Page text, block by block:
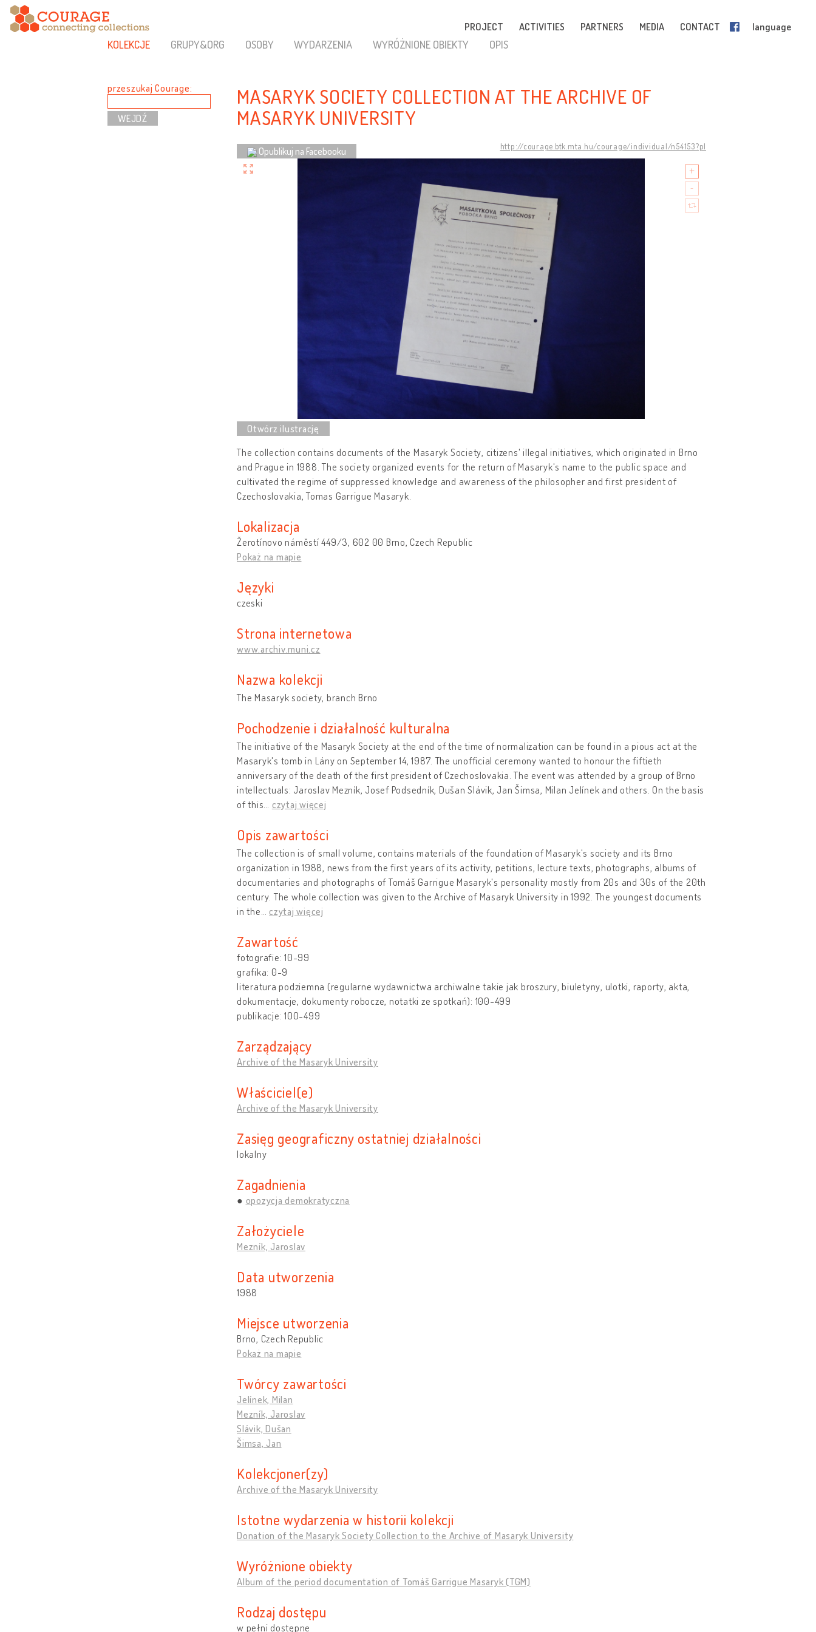
PROJECT ACTIVITIES PARTNERS MEDIA CONTACT language
KOLEKCJE GRUPY&ORG OSOBY WYDARZENIA WYRÓŻNIONE OBIEKTY OPIS
przeszukaj Courage:
MASARYK SOCIETY COLLECTION AT THE ARCHIVE OF
MASARYK UNIVERSITY
http://courage.btk.mta.hu/courage/individual/n54153?pl
Opublikuj na Facebooku
The collection contains documents of the Masaryk Society, citizens' illegal initiatives, which originated in Brno
and Prague in 1988. The society organized events for the return of Masaryk's name to the public space and
cultivated the regime of suppressed knowledge and awareness of the philosopher and first president of
Czechoslovakia, Tomas Garrigue Masaryk.
Lokalizacja
Žerotínovo náměstí 449/3, 602 00 Brno, Czech Republic
Pokaż na mapie
Języki
czeski
Strona internetowa
www.archiv.muni.cz
Nazwa kolekcji
The Masaryk society, branch Brno
Pochodzenie i działalność kulturalna
The initiative of the Masaryk Society at the end of the time of normalization can be found in a pious act at the
Masaryk's tomb in Lány on September 14, 1987. The unofficial ceremony wanted to honour the fiftieth
anniversary of the death of the first president of Czechoslovakia. The event was attended by a group of Brno
intellectuals: Jaroslav Mezník, Josef Podsedník, Dušan Slávik, Jan Šimsa, Milan Jelínek and others. On the basis
of this
czytaj więcej
Opis zawartości
The collection is of small volume, contains materials of the foundation of Masaryk's society and its Brno
organization in 1988, news from the first years of its activity, petitions, lecture texts, photographs, albums of
documentaries and photographs of Tomáš Garrigue Masaryk's personality mostly from 20s and 30s of the 20th
century. The whole collection was given to the Archive of Masaryk University in 1992. The youngest documents
in the
czytaj więcej
Zawartość
fotografie: 10-99
grafika: 0-9
literatura podziemna (regularne wydawnictwa archiwalne takie jak broszury, biuletyny, ulotki, raporty, akta,
dokumentacje, dokumenty robocze, notatki ze spotkań): 100-499
publikacje: 100-499
Zarządzający
Archive of the Masaryk University
Właściciel(e)
Archive of the Masaryk University
Zasięg geograficzny ostatniej działalności
lokalny
Zagadnienia
opozycja demokratyczna
Założyciele
Mezník, Jaroslav
Data utworzenia
1988
Miejsce utworzenia
Brno, Czech Republic
Pokaż na mapie
Twórcy zawartości
Jelínek, Milan
Mezník, Jaroslav
Slávik, Dušan
Šimsa, Jan
Kolekcjoner(zy)
Archive of the Masaryk University
Istotne wydarzenia w historii kolekcji
Donation of the Masaryk Society Collection to the Archive of Masaryk University
Wyróżnione obiekty
Album of the period documentation of Tomáš Garrigue Masaryk (TGM)
Rodzaj dostępu
w pełni dostępne